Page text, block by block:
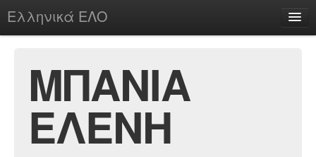
Ελληνικά ΕΛΟ
chesstu.be @ discord
Login
ΜΠΑΝΙΑ
ΕΛΕΝΗ